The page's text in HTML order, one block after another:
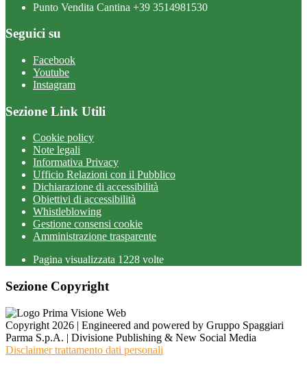
Punto Vendita Cantina +39 3514981530
Seguici su
Facebook
Youtube
Instagram
Sezione Link Utili
Cookie policy
Note legali
Informativa Privacy
Ufficio Relazioni con il Pubblico
Dichiarazione di accessibilità
Obiettivi di accessibilità
Whistleblowing
Gestione consensi cookie
Amministrazione trasparente
Pagina visualizzata 1228 volte
Sezione Copyright
Copyright 2026 | Engineered and powered by Gruppo Spaggiari
Parma S.p.A. | Divisione Publishing & New Social Media
Disclaimer trattamento dati personali